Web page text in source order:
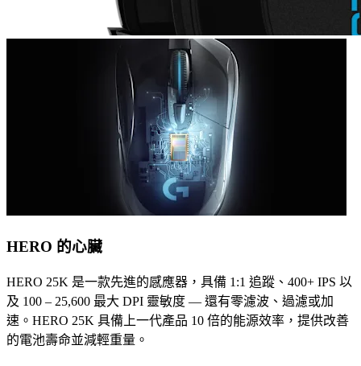
HERO 的心臟
HERO 25K 是一款先進的感應器，具備 1:1 追蹤、400+ IPS 以
及 100 – 25,600 最大 DPI 靈敏度 — 還有零濾波、過濾或加
速。HERO 25K 具備上一代產品 10 倍的能源效率，提供改善
的電池壽命並減輕重量。